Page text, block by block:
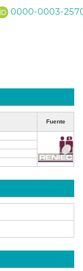
0000-0003-
Fuente